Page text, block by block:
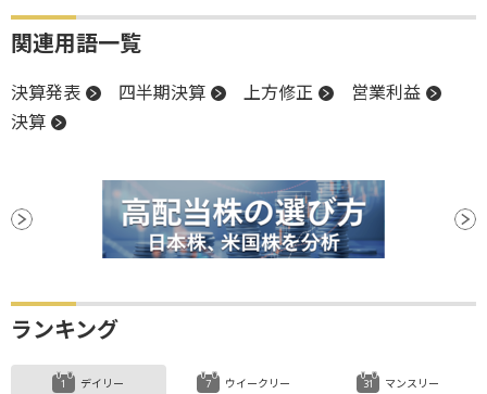
関連用語一覧
決算発表 四半期決算 上方修正
営業利益
決算
ランキング
デイリー ウイークリー マンスリー